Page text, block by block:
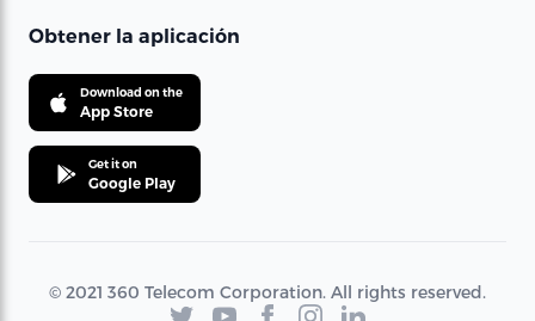
Obtener la aplicación
Download on the
App Store
Get it on
Google Play
© 2021 360 Telecom Corporation. All rights reserved.